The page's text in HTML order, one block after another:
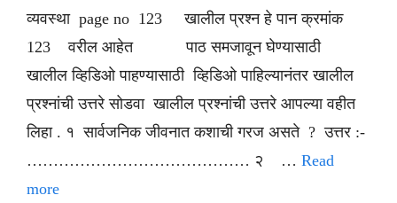
व्यवस्था page no 123 खालील प्रश्न हे पान क्रमांक
123 वरील आहेत पाठ समजावून घेण्यासाठी
खालील व्हिडिओ पाहण्यासाठी व्हिडिओ पाहिल्यानंतर खालील
प्रश्नांची उत्तरे सोडवा खालील प्रश्नांची उत्तरे आपल्या वहीत
लिहा . १ सार्वजनिक जीवनात कशाची गरज असते ? उत्तर :-
…………………………………… २ … Read
more